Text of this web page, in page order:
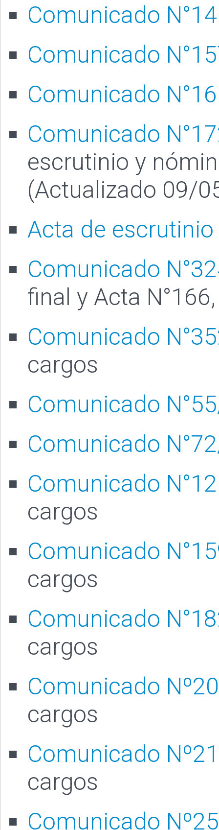
Comunicado
Comunicado
Comunicado
Comunicado
escrutinio y
(Actualizado 09/
Acta de escrutinio
Comunicado
final y Acta
Comunicado
cargos
Comunicado
Comunicado
Comunicado
cargos
Comunicado
cargos
Comunicado
cargos
Comunicado
cargos
Comunicado
cargos
Comunicado